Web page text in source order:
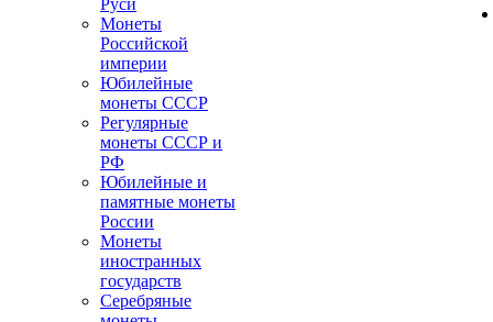
Руси
Монеты
Российской
империи
Юбилейные
монеты СССР
Регулярные
монеты СССР и
РФ
Юбилейные и
памятные монеты
России
Монеты
иностранных
государств
Серебряные